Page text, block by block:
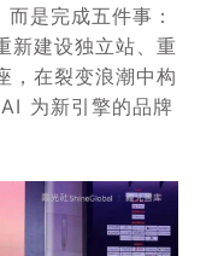
是完成五件事：
新建设独立站、重
，在裂变浪潮中构
为新引擎的品牌